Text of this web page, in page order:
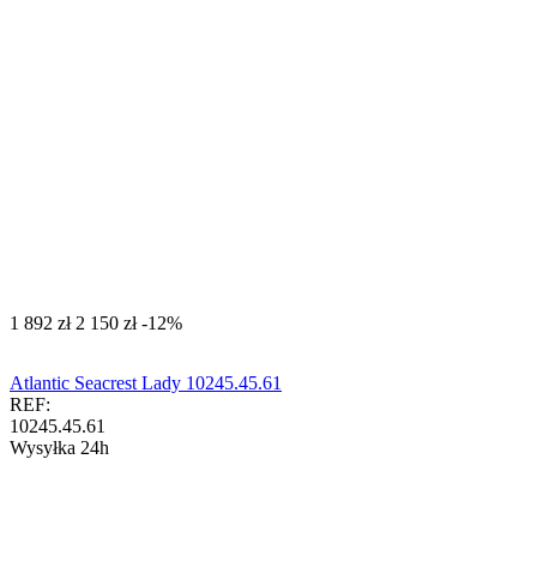
‍1 892‍ zł ‍2 150‍ zł -12%
Atlantic Seacrest Lady 10245.45.61
REF:
10245.45.61
Wysyłka 24h